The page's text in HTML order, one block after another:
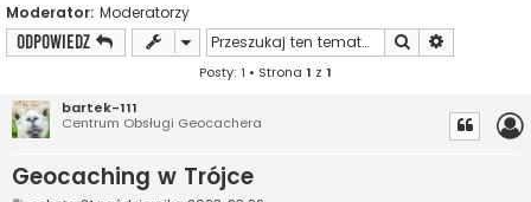
Moderator: Moderatorzy
ODPOWIEDZ Szukaj
Posty: 1 • Strona 1 z 1
bartek-111
Centrum Obsługi Geocachera
Geocaching w Trójce